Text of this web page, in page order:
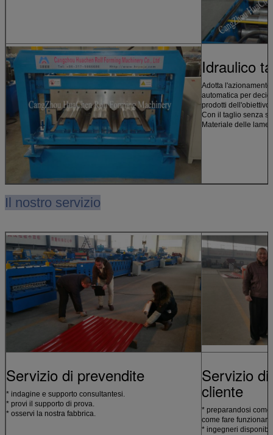
Idraulico
Adotta
automatica per
prodotti dell'obiettivo.
Con il taglio senza
Materiale delle
Il nostro servizio
Servizio di prevendite
* indagine e supporto consultantesi.
* provi il supporto di prova.
* osservi la nostra fabbrica.
Servizio
cliente
* preparandosi
come fare
* ingegneri